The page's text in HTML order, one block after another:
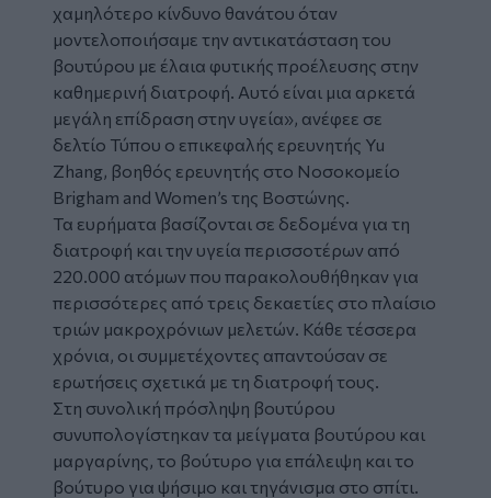
χαμηλότερο κίνδυνο θανάτου όταν
μοντελοποιήσαμε την αντικατάσταση του
βουτύρου με έλαια φυτικής προέλευσης στην
καθημερινή διατροφή. Αυτό είναι μια αρκετά
μεγάλη επίδραση στην υγεία», ανέφεε σε
δελτίο Τύπου ο επικεφαλής ερευνητής Yu
Zhang, βοηθός ερευνητής στο Νοσοκομείο
Brigham and Women’s της Βοστώνης.
Τα ευρήματα βασίζονται σε δεδομένα για τη
διατροφή και την υγεία περισσοτέρων από
220.000 ατόμων που παρακολουθήθηκαν για
περισσότερες από τρεις δεκαετίες στο πλαίσιο
τριών μακροχρόνιων μελετών. Κάθε τέσσερα
χρόνια, οι συμμετέχοντες απαντούσαν σε
ερωτήσεις σχετικά με τη διατροφή τους.
Στη συνολική πρόσληψη βουτύρου
συνυπολογίστηκαν τα μείγματα βουτύρου και
μαργαρίνης, το βούτυρο για επάλειψη και το
βούτυρο για ψήσιμο και τηγάνισμα στο σπίτι.